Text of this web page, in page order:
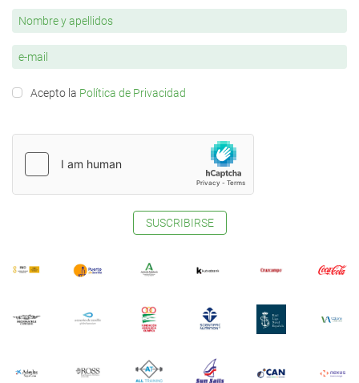
Acepto la Política de Privacidad
SUSCRIBIRSE